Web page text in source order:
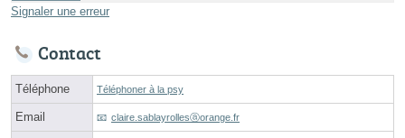
Signaler une erreur
Contact
Téléphone Téléphoner à la psy
Email claire.sablayrollesⓐorange.fr